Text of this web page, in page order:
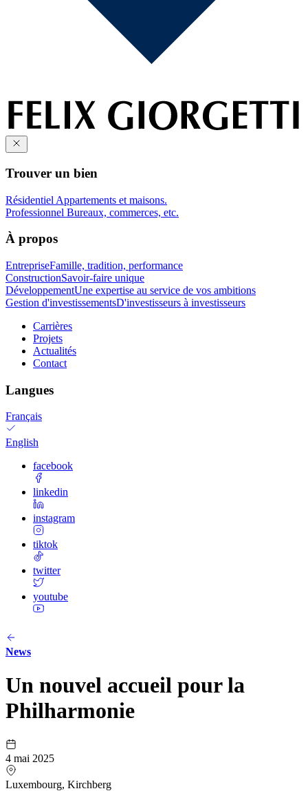
Trouver un bien
Résidentiel Appartements et maisons.
Professionnel Bureaux, commerces, etc.
À propos
EntrepriseFamille, tradition, performance
ConstructionSavoir-faire unique
DéveloppementUne expertise au service de vos ambitions
Gestion d'investissementsD'investisseurs à investisseurs
Carrières
Projets
Actualités
Contact
Langues
Français
English
facebook
linkedin
instagram
tiktok
twitter
youtube
News
Un nouvel accueil pour la
Philharmonie
4 mai 2025
Luxembourg, Kirchberg